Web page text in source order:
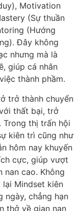
Motivation
(Sự thuần
(Hướng
Đây không
nhưng mà là
giúp cá nhân
thành phầm.
trở thành chuyển
thất bại, trở
Trong thị trấn hội
kiên trì cũng như
hôm nay khuyến
cực, giúp vượt
nan cao. Không
Mindset kiên
ngày, chẳng hạn
thở về gian nan